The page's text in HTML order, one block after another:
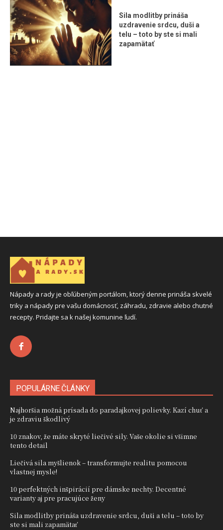
Sila modlitby prináša
uzdravenie srdcu, duši a
telu – toto by ste si mali
zapamätať
Nápady a rady je obľúbeným portálom, ktorý denne prináša skvelé
triky a nápady pre vašu domácnosť, záhradu, zdravie alebo chutné
recepty. Pridajte sa k našej komunine ľudí.
POPULÁRNE ČLÁNKY
Najhoršia možná prísada do paradajkovej polievky. Kazí chuť a
je zdraviu škodlivý
10 znakov, že máte skryté liečivé sily. Vaše okolie si všimne
tento detail
Liečivá sila myšlienok – transformujte realitu pomocou
vlastnej mysle!
10 perfektných inšpirácií pre dámske nechty. Decentné
varianty aj pre pracujúce ženy
Sila modlitby prináša uzdravenie srdcu, duši a telu – toto by
ste si mali zapamätať